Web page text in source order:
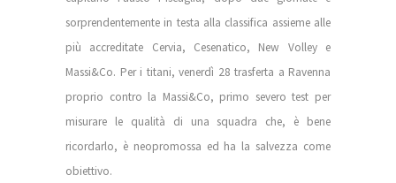
sorprendentemente in testa alla classifica assieme alle
più accreditate Cervia, Cesenatico, New Volley e
Massi&Co. Per i titani, venerdì 28 trasferta a Ravenna
proprio contro la Massi&Co, primo severo test per
misurare le qualità di una squadra che, è bene
ricordarlo, è neopromossa ed ha la salvezza come
obiettivo.